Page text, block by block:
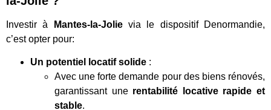
Investir à Mantes-la-Jolievia le dispositif Denormandie,
c’est opter pour:
Un potentiel locatif solide :
Avec une forte demande pour des biens rénovés,
garantissant une rentabilité locative rapide et
stable.